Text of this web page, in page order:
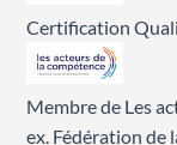
Certification
Membre de Les
ex. Fédération de